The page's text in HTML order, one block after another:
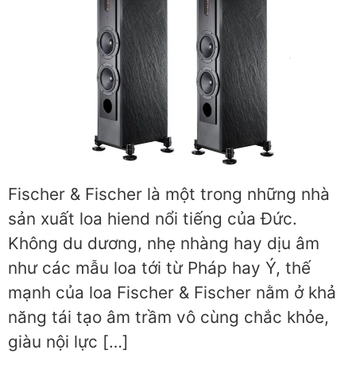
Fischer & Fischer là một trong những nhà
sản xuất loa hiend nổi tiếng của Đức.
Không du dương, nhẹ nhàng hay dịu âm
như các mẫu loa tới từ Pháp hay Ý, thế
mạnh của loa Fischer & Fischer nằm ở khả
năng tái tạo âm trầm vô cùng chắc khỏe,
giàu nội lực […]